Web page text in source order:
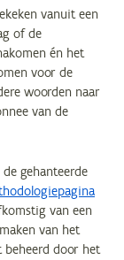
vanuit een
of de
én het
voor de
woorden naar
van de
gehanteerde
van een
van het
beheerd door het